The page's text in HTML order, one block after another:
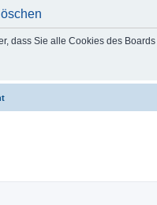
dass Sie alle Cookies des